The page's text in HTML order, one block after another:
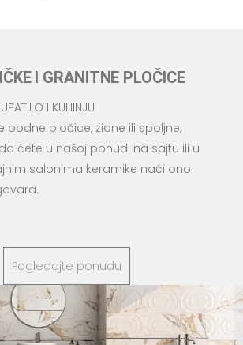
I GRANITNE PLOČICE
I KUHINJU
podne pločice, zidne ili spoljne,
ćete u našoj ponudi na sajtu ili u
salonima keramike naći ono
Pogledajte ponudu